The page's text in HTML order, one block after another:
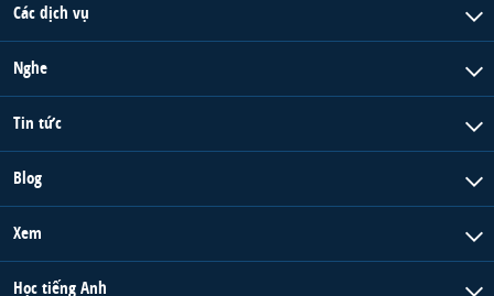
Các dịch vụ
Nghe
Tin tức
Blog
Xem
Học tiếng Anh